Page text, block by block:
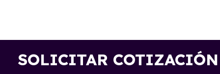
SOLICITAR COTIZACIÓN